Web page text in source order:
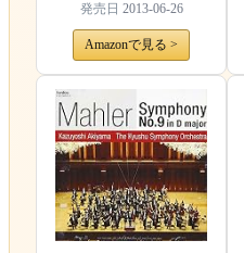
発売日 2013-06-26
Amazonで見る >